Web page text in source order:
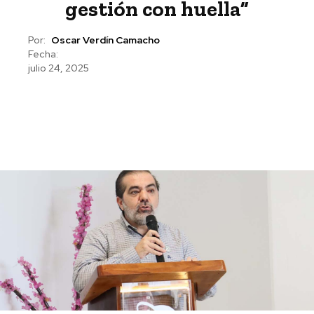
gestión con huella”
Por: Oscar Verdín Camacho
Fecha:
julio 24, 2025